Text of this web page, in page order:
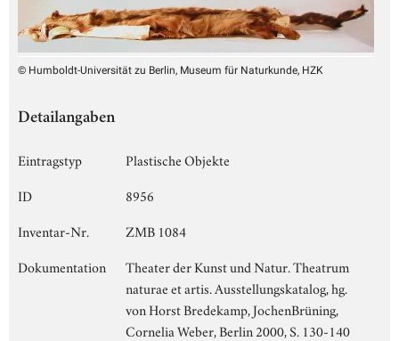
© Humboldt-Universität zu Berlin, Museum für Naturkunde, HZK
Detailangaben
Eintragstyp
Plastische Objekte
ID
8956
Inventar-Nr.
ZMB 1084
Dokumentation
Theater der Kunst und Natur. Theatrum
naturae et artis. Ausstellungskatalog, hg.
von Horst Bredekamp, JochenBrüning,
Cornelia Weber, Berlin 2000, S. 130-140